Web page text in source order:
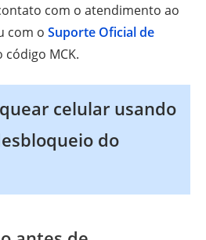
com o atendimento ao
com o Suporte Oficial de
MCK.
celular usando
do